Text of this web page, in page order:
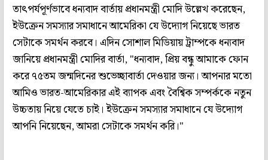
তাৎপর্যপূর্ণভাবে ধন্যবাদ বার্তায় প্রধানমন্ত্রী মোদি উল্লেখ করেছেন,
ইউক্রেন সমস্যার সমাধানে আমেরিকা যে উদ্যোগ নিয়েছে ভারত
সেটাকে সমর্থন করবে। এদিন সোশাল মিডিয়ায় ট্রাম্পকে ধন্যবাদ
জানিয়ে প্রধানমন্ত্রী মোদির বার্তা, "ধন্যবাদ, প্রিয় বন্ধু আমাকে ফোন
করে ৭৫তম জন্মদিনের শুভেচ্ছাবার্তা দেওয়ার জন্য। আপনার মতো
আমিও ভারত-আমেরিকার এই ব্যাপক এবং বৈশ্বিক সম্পর্ককে নতুন
উচ্চতায় নিয়ে যেতে চাই। ইউক্রেন সমস্যার সমাধানে যে উদ্যোগ
আপনি নিয়েছেন, আমরা সেটাকে সমর্থন করি।"